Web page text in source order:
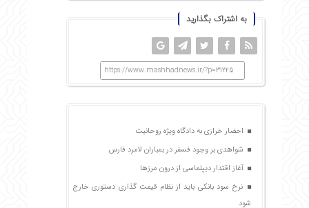
به اشتراک بگذارید
https://www.mashhadnews.ir/?p=31225
احضار خرازی به دادگاه ویژه روحانیت
شواهدی بر وجود فسفر در بمباران لامرد فارس
آغاز اقتدار دیپلماسی از درون مرزها
نرخ سود بانکی باید از نظام قیمت گذاری دستوری خارج
شود